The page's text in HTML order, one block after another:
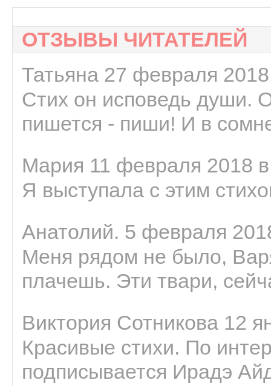
ОТЗЫВЫ ЧИТАТЕЛЕЙ
Татьяна 27 февраля
Стих он исповедь души.
пишется - пиши! И в
Мария 11 февраля 2018
Я выступала с этим
Анатолий. 5 февраля
Меня рядом не было,
плачешь. Эти твари,
Виктория Сотникова 12
Красивые стихи. По
подписывается Ирадэ